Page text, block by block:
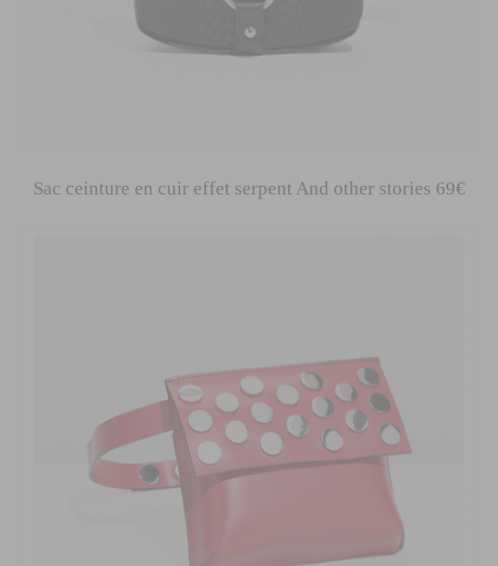
Sac ceinture en cuir effet serpent And other stories 69€